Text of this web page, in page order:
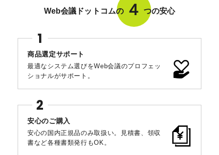
Web会議ドットコムの ４ つの安心
商品選定サポート
最適なシステム選びをWeb会議のプロフェッ
ショナルがサポート。
安心のご購入
安心の国内正規品のみ取扱い。見積書、領収
書など各種書類発行もOK。